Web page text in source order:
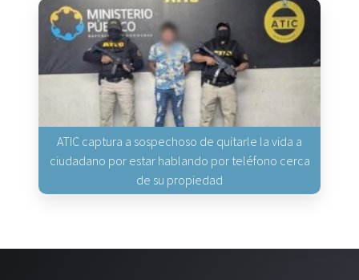
ATIC captura a sospechoso de quitarle la vida a
ciudadano por estar hablando por teléfono cerca
de su propiedad